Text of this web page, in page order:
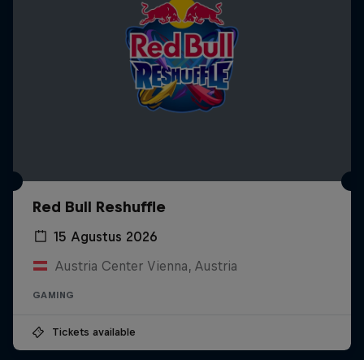
Red Bull Reshuffle
15 Agustus 2026
Austria Center Vienna, Austria
GAMING
Tickets available